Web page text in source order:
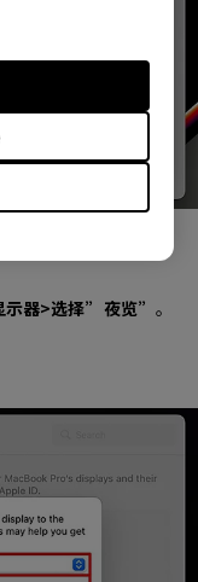
示器>选择”夜览” 。